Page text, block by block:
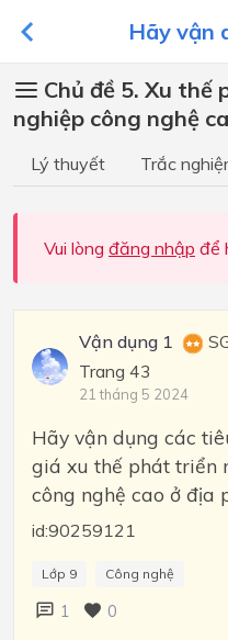
Hãy vận
Chủ đề 5. Xu thế
nghiệp công nghệ
Lý thuyết Trắc
Vui lòng đăng nhập để
Vận dụng 1
Trang 43
21 tháng 5 2024
Hãy vận dụng các
giá xu thế phát triển
công nghệ cao ở địa
id:90259121
Lớp 9 Công nghệ
1 0